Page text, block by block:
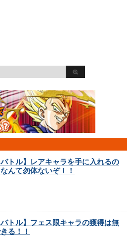
バトル】レアキャラを手に入れるの
んて勿体ないぞ！！
バトル】フェス限キャラの獲得は無
る！！